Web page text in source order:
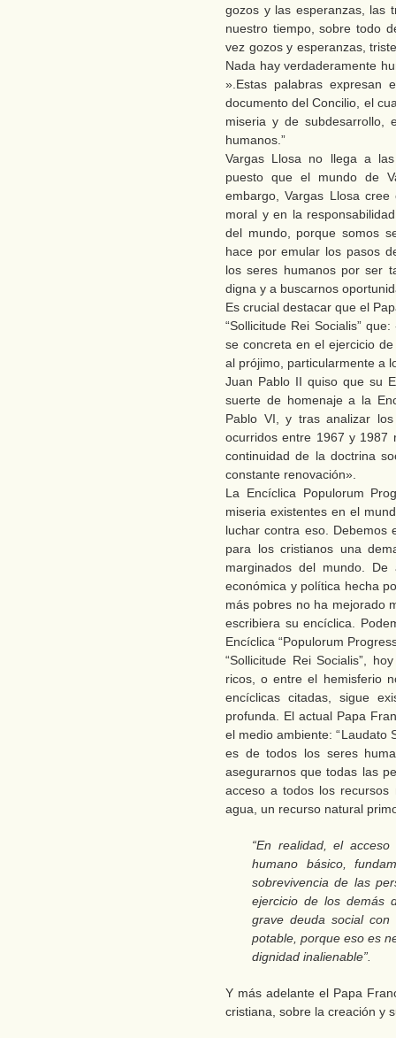
gozos y las esperanzas, las
nuestro tiempo, sobre todo
vez gozos y esperanzas,
Nada hay verdaderamente
».Estas palabras expresan
documento del Concilio, el
miseria y de subdesarrollo,
humanos.”
Vargas Llosa no llega a
puesto que el mundo de
embargo, Vargas Llosa
moral y en la
del mundo, porque somos
hace por emular los pasos
los seres humanos por ser
digna y a buscarnos
Es crucial destacar que el
“Sollicitude Rei Socialis”
se concreta en el ejercicio
al prójimo, particularmente a
Juan Pablo II quiso que su
suerte de homenaje a la
Pablo VI, y tras analizar
ocurridos entre 1967 y 1987
continuidad de la doctrina
constante renovación».
La Encíclica Populorum
miseria existentes en el
luchar contra eso. Debemos
para los cristianos una
marginados del mundo.
económica y política hecha
más pobres no ha mejorado
escribiera su encíclica.
Encíclica “Populorum
“Sollicitude Rei Socialis”,
ricos, o entre el hemisferio
encíclicas citadas, sigue
profunda. El actual Papa
el medio ambiente: “Laudato
es de todos los seres
asegurarnos que todas las
acceso a todos los recursos
agua, un recurso natural
“En realidad, el
humano básico,
sobrevivencia de las
ejercicio de los demás
grave deuda social
potable, porque eso es
dignidad inalienable”.
Y más adelante el Papa
cristiana, sobre la creación y